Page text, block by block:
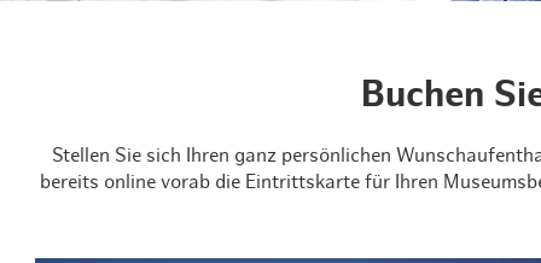
Buchen
Stellen Sie sich Ihren ganz persönlichen
bereits online vorab die Eintrittskarte für Ihren